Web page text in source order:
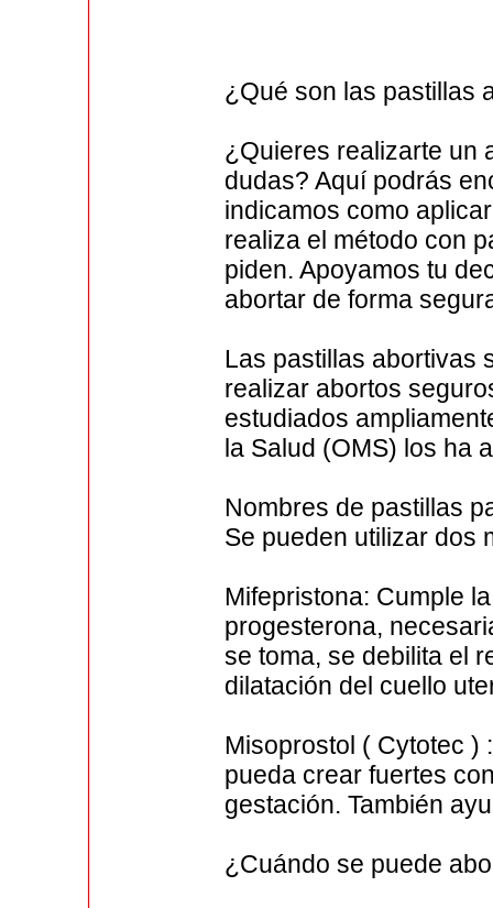
¿Qué son las pastillas
¿Quieres realizarte un
dudas? Aquí podrás
indicamos como
realiza el método con
piden. Apoyamos tu
abortar de forma
Las pastillas abortivas
realizar abortos
estudiados
la Salud (OMS) los ha
Nombres de pastillas
Se pueden utilizar dos
Mifepristona: Cumple
progesterona,
se toma, se debilita el
dilatación del cuello
Misoprostol ( Cytotec )
pueda crear fuertes
gestación. También
¿Cuándo se puede